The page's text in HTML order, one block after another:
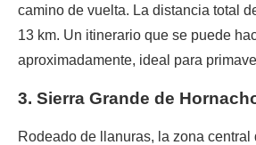
camino de vuelta. La distancia total
13 km. Un itinerario que se puede
aproximadamente, ideal para
3. Sierra Grande de
Rodeado de llanuras, la zona central